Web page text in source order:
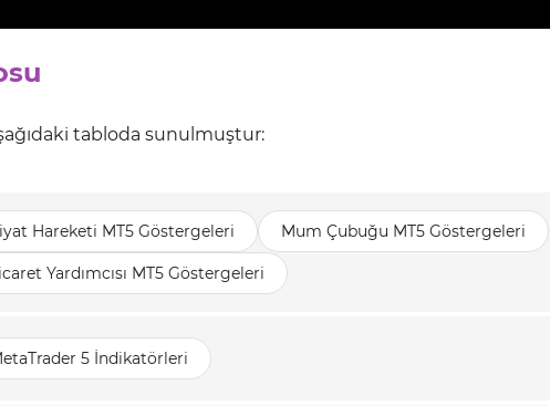
tabloda sunulmuştur:
Hareketi MT5 Göstergeleri Mum Çubuğu MT5 Göstergeleri
Yardımcısı MT5 Göstergeleri
5 İndikatörleri